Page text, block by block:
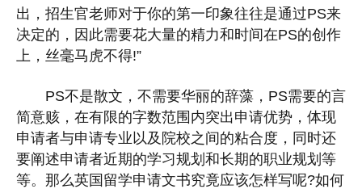
出，招生官老师对于你的第一印象往往是通过PS来
决定的，因此需要花大量的精力和时间在PS的创作
上，丝毫马虎不得!”
PS不是散文，不需要华丽的辞藻，PS需要的言
简意赅，在有限的字数范围内突出申请优势，体现
申请者与申请专业以及院校之间的粘合度，同时还
要阐述申请者近期的学习规划和长期的职业规划等
等。那么英国留学申请文书究竟应该怎样写呢?如何